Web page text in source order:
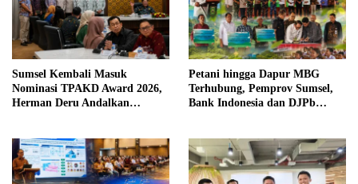
Sumsel Kembali Masuk
Nominasi TPAKD Award 2026,
Herman Deru Andalkan
Petani hingga Dapur MBG
Terhubung, Pemprov Sumsel,
Bank Indonesia dan DJPb